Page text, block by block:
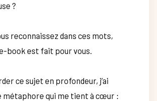
?
reconnaissez dans ces mots,
book est fait pour vous.
ce sujet en profondeur, j’ai
métaphore qui me tient à cœur :